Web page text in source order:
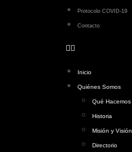
Protocolo COVID-19
Contacto
Inicio
Quiénes Somos
Qué Hacemos
Historia
Misión y Visión
Directorio